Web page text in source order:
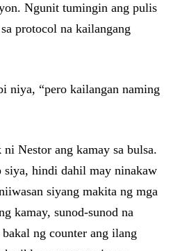
Ngunit tumingin ang pulis
protocol na kailangang
niya, “pero kailangan naming
Nestor ang kamay sa bulsa.
siya, hindi dahil may ninakaw
siyang makita ng mga
kamay, sunod-sunod na
ng counter ang ilang